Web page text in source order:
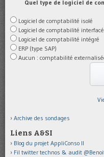
Quel type de logiciel de
Logiciel de comptabilité isolé
Logiciel de comptabilité interfacé
Logiciel de comptabilité intégré
ERP (type SAP)
Aucun : comptabilité
Archive des sondages
Liens A&SI
Blog du projet AppliConso II
Fil twitter technos & audit